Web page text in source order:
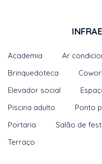
Academia
Ar
Brinquedoteca
Elevador social
Piscina adulto
Ponto
Portaria
Salão de
Terraço